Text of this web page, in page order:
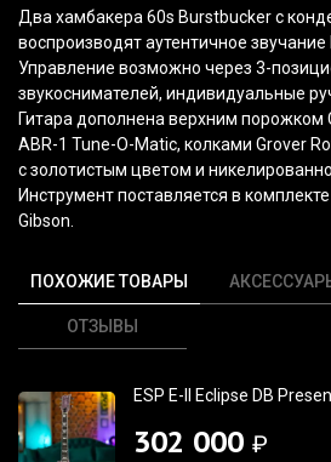
Два хамбакера 60s Burstbucker с
воспроизводят аутентичное звучание
Управление возможно через 3-
звукоснимателей, индивидуальные
Гитара дополнена верхним порожком
ABR-1 Tune-O-Matic, колками Grover
с золотистым цветом и
Инструмент поставляется в
Gibson.
ПОХОЖИЕ ТОВАРЫ
ОТЗЫВЫ
ESP E-II Eclipse DB
302 000 ₽